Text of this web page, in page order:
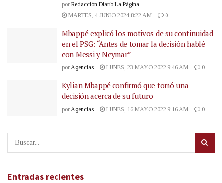
por Redacción Diario La Página
MARTES, 4 JUNIO 2024 8:22 AM
0
Mbappé explicó los motivos de su continuidad
en el PSG: “Antes de tomar la decisión hablé
con Messi y Neymar”
por Agencias LUNES, 23 MAYO 2022 9:46 AM 0
Kylian Mbappé confirmó que tomó una
decisión acerca de su futuro
por Agencias LUNES, 16 MAYO 2022 9:16 AM 0
Entradas recientes